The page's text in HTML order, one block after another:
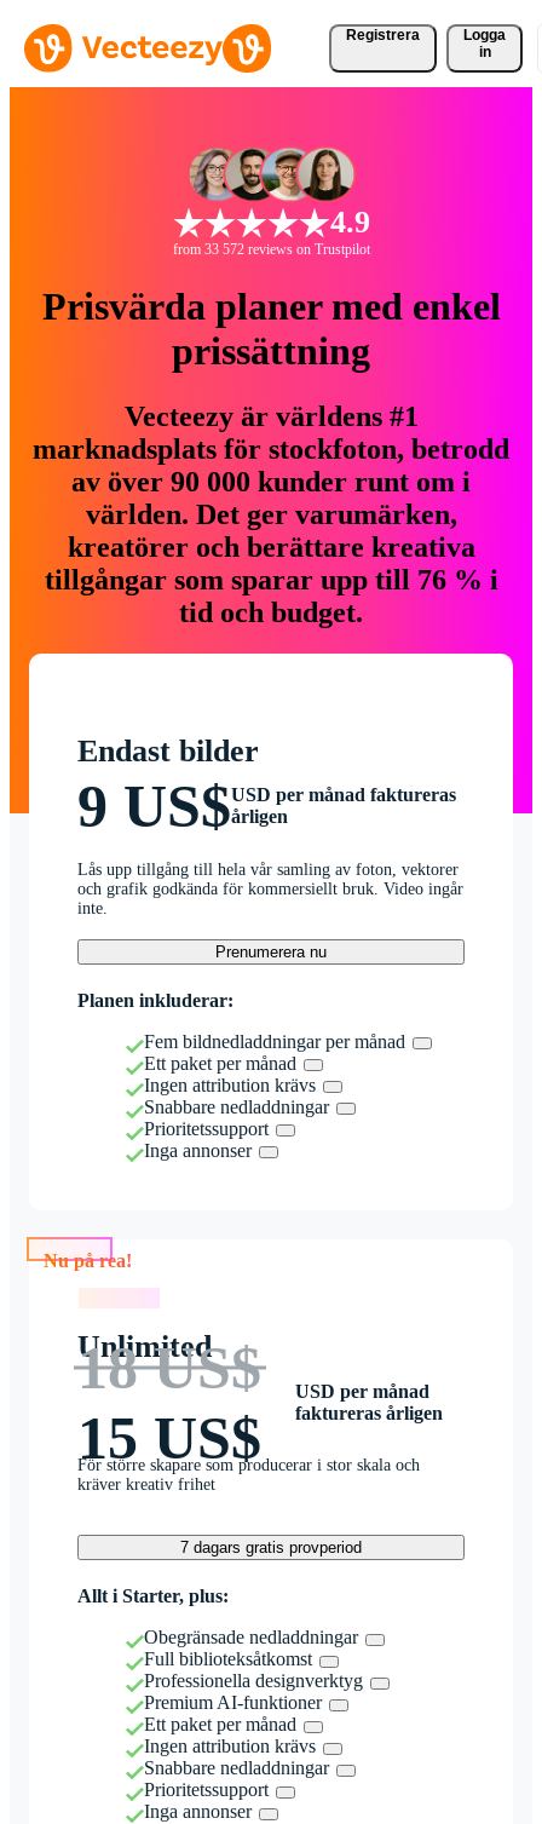
Registrera
Logga
in
4.9
from 33 572 reviews on Trustpilot
Prisvärda planer med enkel
prissättning
Vecteezy är världens #1
marknadsplats för stockfoton, betrodd
av över 90 000 kunder runt om i
världen. Det ger varumärken,
kreatörer och berättare kreativa
tillgångar som sparar upp till 76 % i
tid och budget.
Endast bilder
9 US$USD per månad faktureras
årligen
Lås upp tillgång till hela vår samling av foton, vektorer
och grafik godkända för kommersiellt bruk. Video ingår
inte.
Prenumerera nu
Planen inkluderar:
Fem bildnedladdningar per månad
Ett paket per månad
Ingen attribution krävs
Snabbare nedladdningar
Prioritetssupport
Inga annonser
Nu på rea!
Unlimited
18 US$
15 US$
USD per månad
faktureras årligen
För större skapare som producerar i stor skala och
kräver kreativ frihet
7 dagars gratis provperiod
Allt i Starter, plus:
Obegränsade nedladdningar
Full biblioteksåtkomst
Professionella designverktyg
Premium AI-funktioner
Ett paket per månad
Ingen attribution krävs
Snabbare nedladdningar
Prioritetssupport
Inga annonser